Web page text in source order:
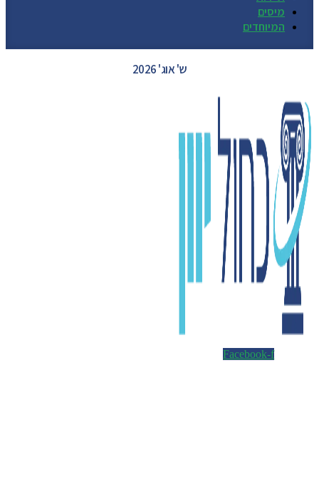
מיסים
המיוחדים
ש' אוג' 2026
Facebook-f